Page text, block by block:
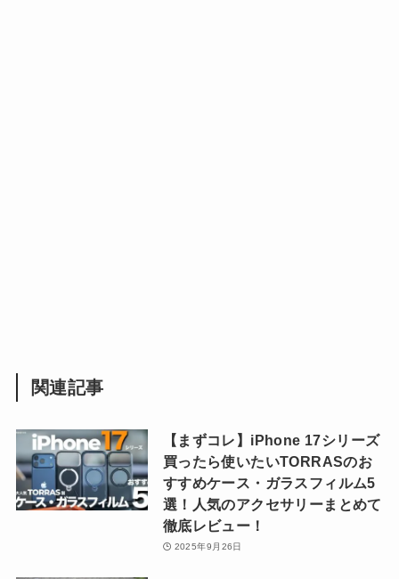
関連記事
【まずコレ】iPhone 17シリーズ
買ったら使いたいTORRASのお
すすめケース・ガラスフィルム5
選！人気のアクセサリーまとめて
徹底レビュー！
2025年9月26日